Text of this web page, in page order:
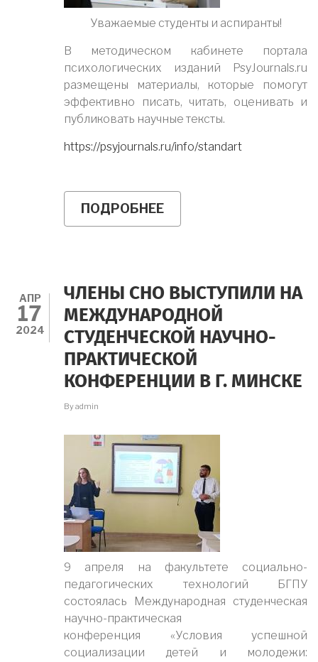
Уважаемые студенты и аспиранты!
В методическом кабинете портала
психологических изданий PsyJournals.ru
размещены материалы, которые помогут
эффективно писать, читать, оценивать и
публиковать научные тексты.
https://psyjournals.ru/info/standart
ПОДРОБНЕЕ
РЕШИЛИ
ПОДГОТОВКИ
СВОЕЙ
ВКР?
АПР
17
2024
ЧЛЕНЫ СНО ВЫСТУПИЛИ НА
МЕЖДУНАРОДНОЙ
СТУДЕНЧЕСКОЙ НАУЧНО-
ПРАКТИЧЕСКОЙ
КОНФЕРЕНЦИИ В Г. МИНСКЕ
Byadmin
9 апреля на факультете социально-
педагогических технологий БГПУ
состоялась Международная студенческая
научно-практическая
конференция «Условия успешной
социализации детей и молодежи: